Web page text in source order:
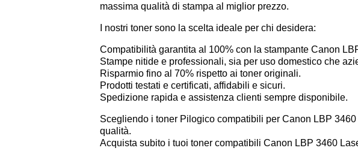
massima qualità di stampa al miglior prezzo.
I nostri toner sono la scelta ideale per chi desidera:
Compatibilità garantita al 100% con la stampante Canon
Stampe nitide e professionali, sia per uso domestico che
Risparmio fino al 70% rispetto ai toner originali.
Prodotti testati e certificati, affidabili e sicuri.
Spedizione rapida e assistenza clienti sempre disponibile.
Scegliendo i toner Pilogico compatibili per Canon LBP
qualità.
Acquista subito i tuoi toner compatibili Canon LBP 3460